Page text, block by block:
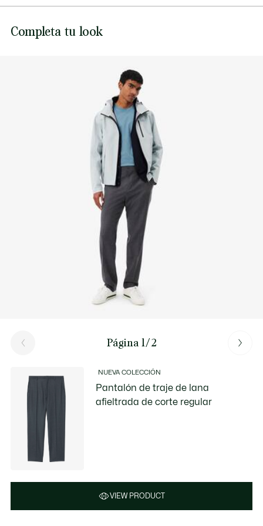
PLANCHA A TEMPERATURA MEDIA MÁXIMO
150 GRADOS CENTIGRADOS
NO LIMPIAR EN SECO
SECAR COLGADO
producto a lo largo de su proceso de fabricación.
Completa tu look
Página 1/2
NUEVA COLECCIÓN
Pantalón de traje de lana
afieltrada de corte regular
VIEW PRODUCT